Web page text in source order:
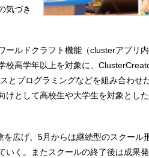
気づき
ールドクラフト機能（clusterアプリ
校高学年以上を対象に、
とプログラミングなどを組み合わせ
として高校生や大学生を対象とし
広げ、5月からは継続型のスクール
く。またスクールの終了後は成果